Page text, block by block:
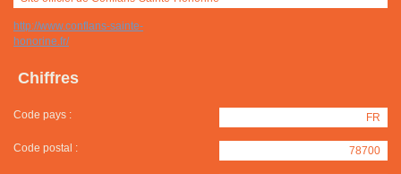
http://www.conflans-sainte-
honorine.fr/
Chiffres
Code pays : FR
Code postal : 78700